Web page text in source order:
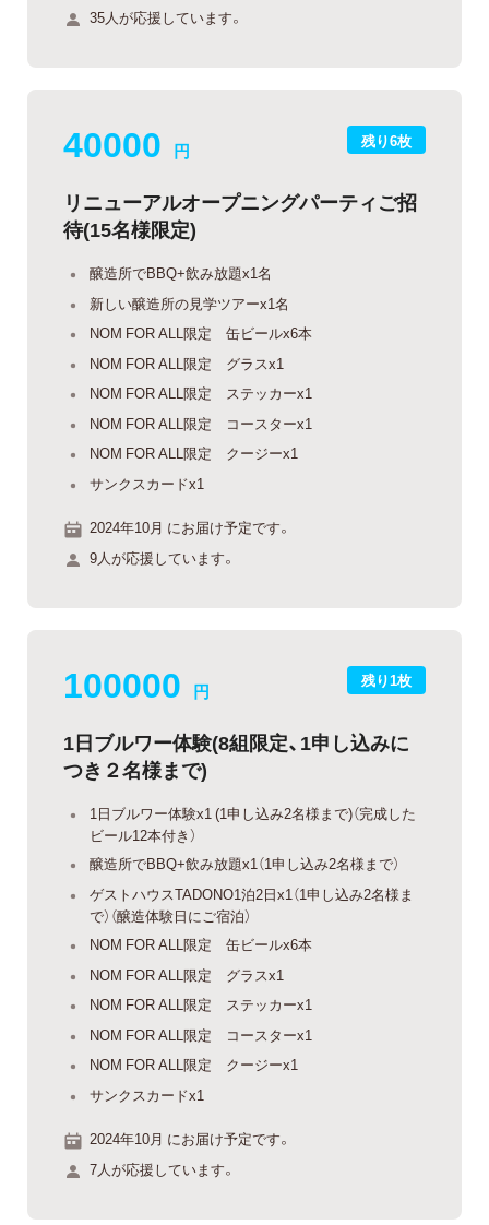
35人が応援しています。
残り6枚
40000 円
リニューアルオープニングパーティご招
待(15名様限定)
醸造所でBBQ+飲み放題x1名
新しい醸造所の見学ツアーx1名
NOM FOR ALL限定 缶ビールx6本
NOM FOR ALL限定 グラスx1
NOM FOR ALL限定 ステッカーx1
NOM FOR ALL限定 コースターx1
NOM FOR ALL限定 クージーx1
サンクスカードx1
2024年10月 にお届け予定です。
9人が応援しています。
残り1枚
100000 円
1日ブルワー体験(8組限定、1申し込みに
つき２名様まで)
1日ブルワー体験x1 (1申し込み2名様まで)（完成した
ビール12本付き）
醸造所でBBQ+飲み放題x1（1申し込み2名様まで）
ゲストハウスTADONO1泊2日x1（1申し込み2名様ま
で）（醸造体験日にご宿泊）
NOM FOR ALL限定 缶ビールx6本
NOM FOR ALL限定 グラスx1
NOM FOR ALL限定 ステッカーx1
NOM FOR ALL限定 コースターx1
NOM FOR ALL限定 クージーx1
サンクスカードx1
2024年10月 にお届け予定です。
7人が応援しています。